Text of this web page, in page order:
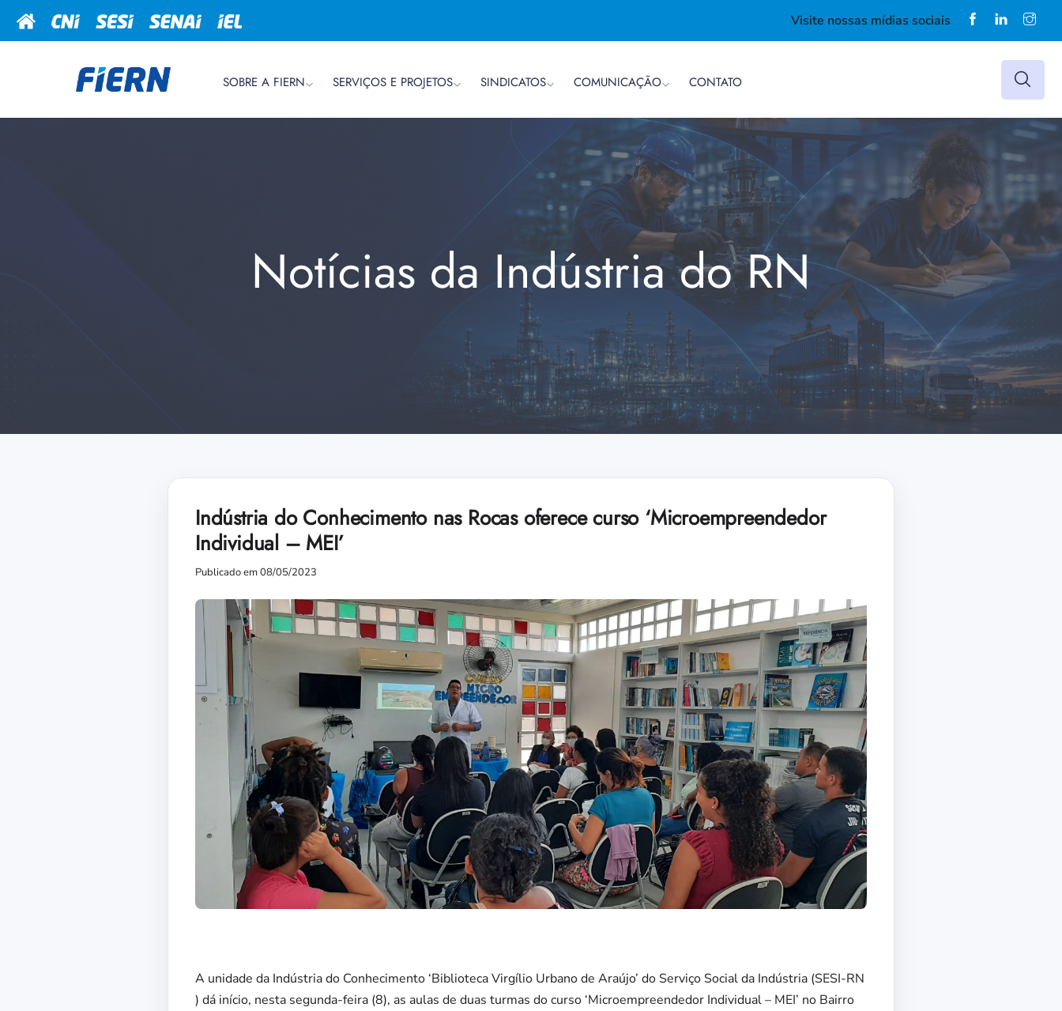
Visite nossas mídias sociais
SOBRE A FIERN SERVIÇOS E PROJETOS SINDICATOS COMUNICAÇÃO CONTATO
Notícias da Indústria do RN
Indústria do Conhecimento nas Rocas oferece curso ‘Microempreendedor
Individual – MEI’
Publicado em 08/05/2023
A unidade da Indústria do Conhecimento ‘Biblioteca Virgílio Urbano de Araújo’ do Serviço Social da Indústria (SESI-RN
) dá início, nesta segunda-feira (8), as aulas de duas turmas do curso ‘Microempreendedor Individual – MEI’ no Bairro